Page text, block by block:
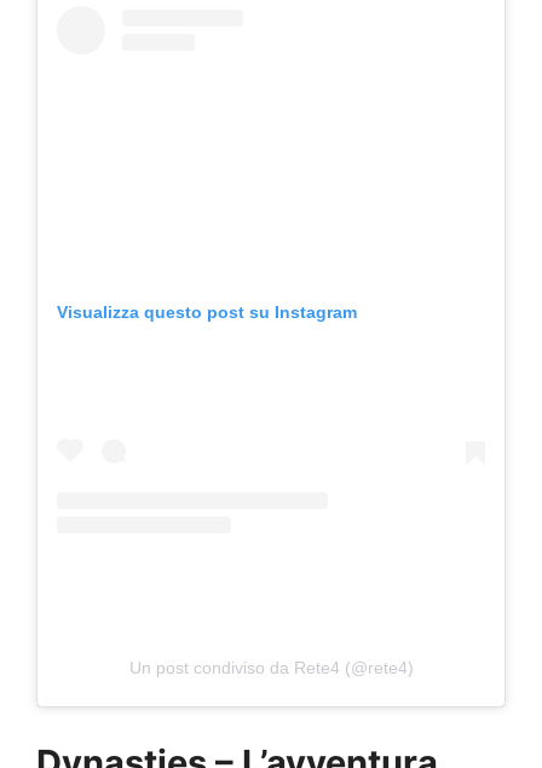
Visualizza questo post su Instagram
Un post condiviso da Rete4 (@rete4)